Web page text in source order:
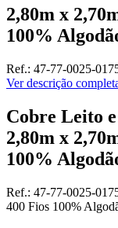
2,80m x
100%
Ref.: 47-77-0025-
Ver descrição
Cobre Leito
2,80m x
100%
Ref.: 47-77-0025-
400 Fios 100%